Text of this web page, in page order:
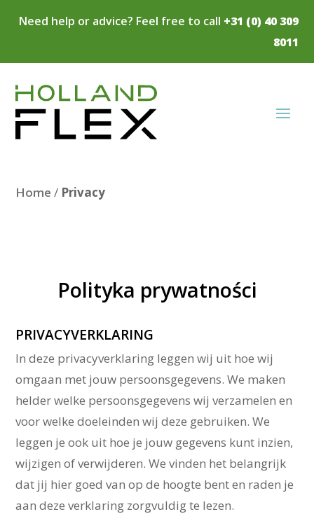
Need help or advice? Feel free to call +31 (0) 40 309
8011
Home / Privacy
Polityka prywatności
PRIVACYVERKLARING
In deze privacyverklaring leggen wij uit hoe wij
omgaan met jouw persoonsgegevens. We maken
helder welke persoonsgegevens wij verzamelen en
voor welke doeleinden wij deze gebruiken. We
leggen je ook uit hoe je jouw gegevens kunt inzien,
wijzigen of verwijderen. We vinden het belangrijk
dat jij hier goed van op de hoogte bent en raden je
aan deze verklaring zorgvuldig te lezen.